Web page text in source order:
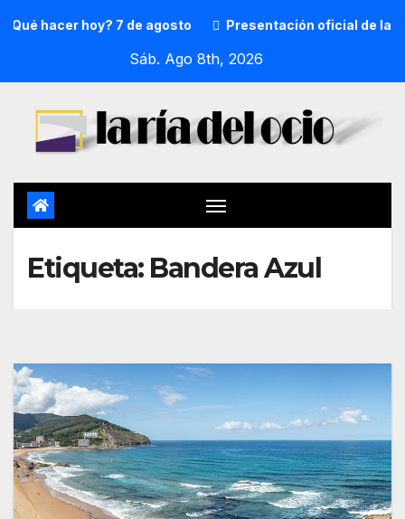
hacer hoy? 7 de agosto Presentación oficial de la
Sáb. Ago 8th, 2026
Etiqueta: Bandera Azul